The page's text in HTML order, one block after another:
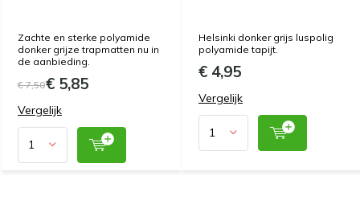
Zachte en sterke polyamide
donker grijze trapmatten nu in
de aanbieding.
€ 7,50€ 5,85
Vergelijk
Helsinki donker grijs luspolig
polyamide tapijt.
€ 4,95
Vergelijk